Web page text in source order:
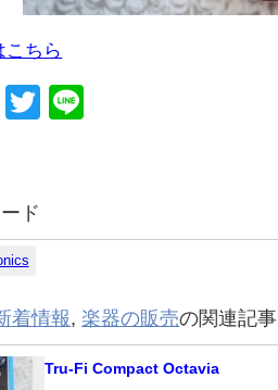
こちら
Facebook
Twitter
ド
着情報 ,楽器の販売の関連記事
Tru-Fi Compact Octavia